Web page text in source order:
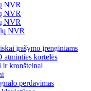
NVR
NVR
NVR
NVR
įrašymo įrenginiams
atminties kortelės
kronšteinai
perdavimas